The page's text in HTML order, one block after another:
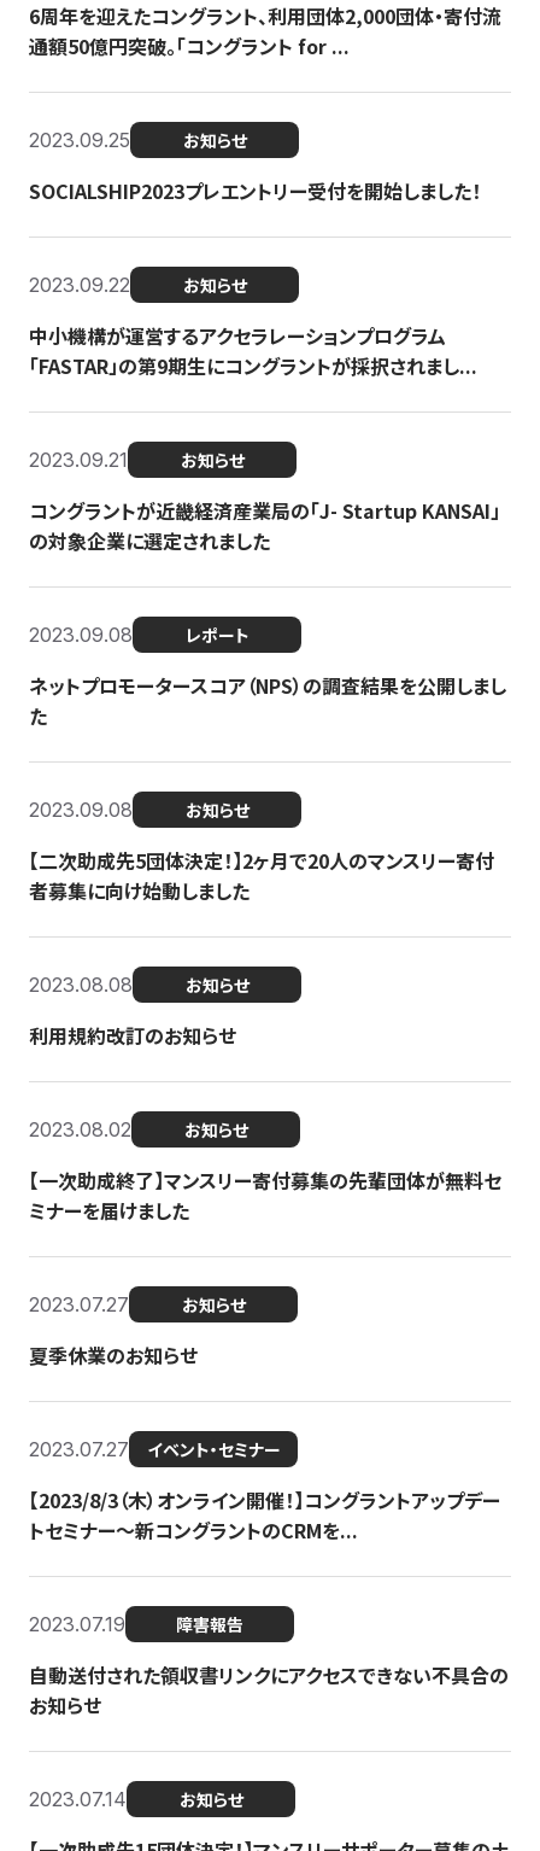
6周年を迎えたコングラント、利用団体2,000団体・寄付流
通額50億円突破。「コングラント for ...
2023.09.25 お知らせ
SOCIALSHIP2023プレエントリー受付を開始しました！
2023.09.22 お知らせ
中小機構が運営するアクセラレーションプログラム
「FASTAR」の第9期生にコングラントが採択されまし...
2023.09.21 お知らせ
コングラントが近畿経済産業局の「J- Startup KANSAI」
の対象企業に選定されました
2023.09.08 レポート
ネットプロモータースコア（NPS）の調査結果を公開しまし
た
2023.09.08 お知らせ
【二次助成先5団体決定！】2ヶ月で20人のマンスリー寄付
者募集に向け始動しました
2023.08.08 お知らせ
利用規約改訂のお知らせ
2023.08.02 お知らせ
【一次助成終了】マンスリー寄付募集の先輩団体が無料セ
ミナーを届けました
2023.07.27 お知らせ
夏季休業のお知らせ
2023.07.27 イベント・セミナー
【2023/8/3（木）オンライン開催！】コングラントアップデー
トセミナー〜新コングラントのCRMを...
2023.07.19 障害報告
自動送付された領収書リンクにアクセスできない不具合の
お知らせ
2023.07.14 お知らせ